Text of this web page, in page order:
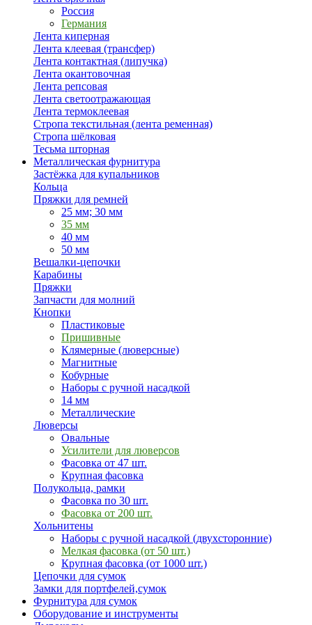
Россия
Германия
Лента киперная
Лента клеевая (трансфер)
Лента контактная (липучка)
Лента окантовочная
Лента репсовая
Лента светоотражающая
Лента термоклеевая
Стропа текстильная (лента ременная)
Стропа шёлковая
Тесьма шторная
Металлическая фурнитура
Застёжка для купальников
Кольца
Пряжки для ремней
25 мм; 30 мм
35 мм
40 мм
50 мм
Вешалки-цепочки
Карабины
Пряжки
Запчасти для молний
Кнопки
Пластиковые
Пришивные
Клямерные (люверсные)
Магнитные
Кобурные
Наборы с ручной насадкой
14 мм
Металлические
Люверсы
Овальные
Усилители для люверсов
Фасовка от 47 шт.
Крупная фасовка
Полукольца, рамки
Фасовка по 30 шт.
Фасовка от 200 шт.
Хольнитены
Наборы с ручной насадкой (двухсторонние)
Мелкая фасовка (от 50 шт.)
Крупная фасовка (от 1000 шт.)
Цепочки для сумок
Замки для портфелей,сумок
Фурнитура для сумок
Оборудование и инструменты